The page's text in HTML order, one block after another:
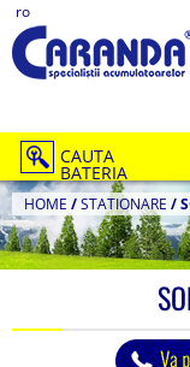
ro
CAUTA
BATERIA
HOME /STATIONARE /